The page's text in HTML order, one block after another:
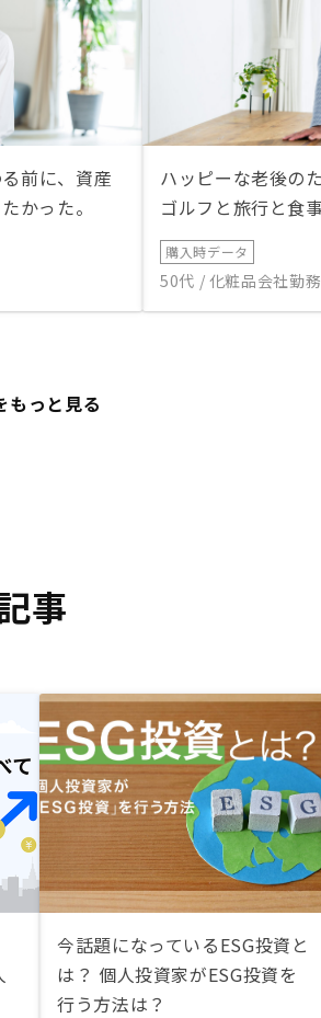
前に、資産
かった。
ハッピーな老後の
ゴルフと旅行と食
購入時データ
50代 / 化粧品会社勤務
もっと見る
事
今話題になっているESG投資と
は？ 個人投資家がESG投資を
行う方法は？